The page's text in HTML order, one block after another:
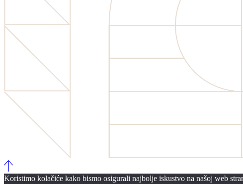
Koristimo kolačiće kako bismo osigurali najbolje iskustvo na našoj web